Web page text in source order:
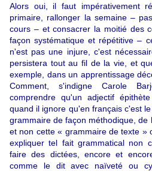
Alors oui, il faut impérativement
primaire, rallonger la semaine –
cours – et consacrer la moitié des
façon systématique et répétitive –
n'est pas une injure, c'est
persistera tout au fil de la vie, et
exemple, dans un apprentissage
Comment, s'indigne Carole
comprendre qu'un adjectif
quand il ignore qu'en français c'est
grammaire de façon méthodique, de
et non cette « grammaire de texte »
expliquer tel fait grammatical non
faire des dictées, encore et
comme le dit avec naïveté ou